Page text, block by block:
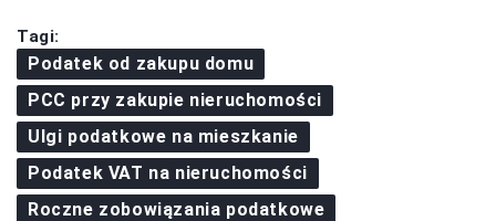
Tagi:
Podatek od zakupu domu
PCC przy zakupie nieruchomości
Ulgi podatkowe na mieszkanie
Podatek VAT na nieruchomości
Roczne zobowiązania podatkowe